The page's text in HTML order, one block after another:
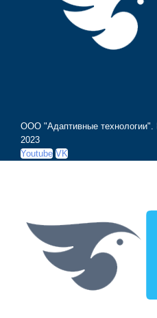
ООО "Адаптивные
2023
Youtube VK